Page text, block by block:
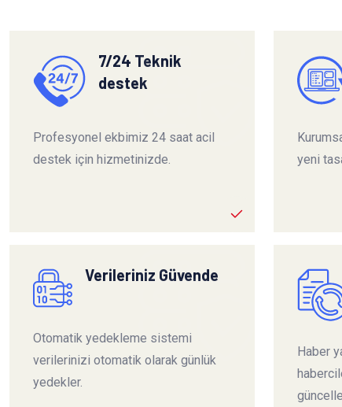
7/24 Teknik
destek
Profesyonel ekbimiz 24 saat acil
destek için hizmetinizde.
yeni
Verileriniz Güvende
Otomatik yedekleme sistemi
verilerinizi otomatik olarak günlük
yedekler.
Haber